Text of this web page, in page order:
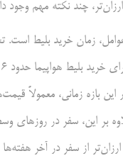
چند نکته مهم وجود
زمان خرید بلیط است.
بازه زمانی، معمولاً
بر این، سفر در روزهای
از سفر در آخر